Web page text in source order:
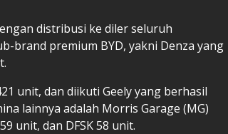
distribusi ke diler seluruh
brand premium BYD, yakni Denza yang
unit, dan diikuti Geely yang berhasil
lainnya adalah Morris Garage (MG)
unit, dan DFSK 58 unit.